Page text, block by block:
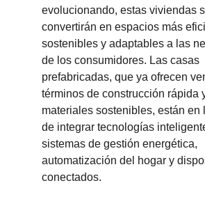
evolucionando, estas viviendas
convertirán en espacios más
sostenibles y adaptables a las
de los consumidores. Las casas
prefabricadas, que ya ofrecen
términos de construcción rápida
materiales sostenibles, están en
de integrar tecnologías
sistemas de gestión energética,
automatización del hogar y
conectados.